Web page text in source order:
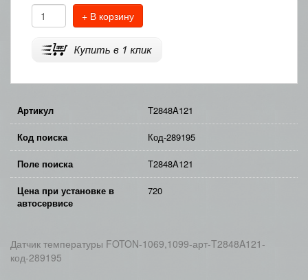
+ В корзину
Артикул T2848A121
Код поиска Код-289195
Поле поиска T2848A121
Цена при установке в
автосервисе
720
Датчик температуры FOTON-1069,1099-арт-T2848A121-
код-289195